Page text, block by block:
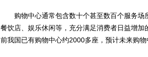
购物中心通常包含数十个甚至数百个服务场
餐饮店、娱乐休闲等，充分满足消费者日益增
前我国已有购物中心约2000多座，预计未来购